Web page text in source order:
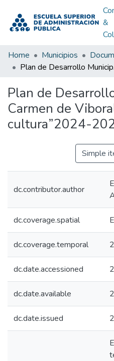
&
Home Municipios
Plan de
Plan de
Carmen de
cultura”2024-
Simple
dc.contributor.author
dc.coverage.spatial
dc.coverage.temporal
dc.date.accessioned
dc.date.available
dc.date.issued